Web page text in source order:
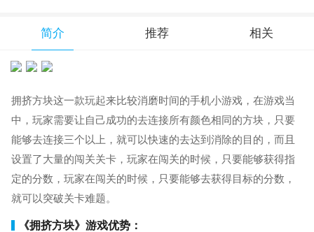
简介 推荐 相关
拥挤方块这一款玩起来比较消磨时间的手机小游戏，在游戏当
中，玩家需要让自己成功的去连接所有颜色相同的方块，只要
能够去连接三个以上，就可以快速的去达到消除的目的，而且
设置了大量的闯关关卡，玩家在闯关的时候，只要能够获得指
定的分数，玩家在闯关的时候，只要能够去获得目标的分数，
就可以突破关卡难题。
《拥挤方块》游戏优势：